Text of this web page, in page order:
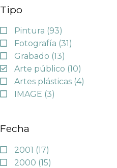
Tipo
Pintura (93)
Fotografía (31)
Grabado (13)
Arte público (10)
Artes plásticas (4)
IMAGE (3)
Fecha
2001 (17)
2000 (15)